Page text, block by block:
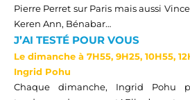
Pierre Perret sur Paris mais aussi
Keren Ann, Bénabar…
J’AI TESTÉ POUR VOUS
Le dimanche à 7H55, 9H25, 10H55,
Ingrid Pohu
Chaque dimanche, Ingrid Pohu